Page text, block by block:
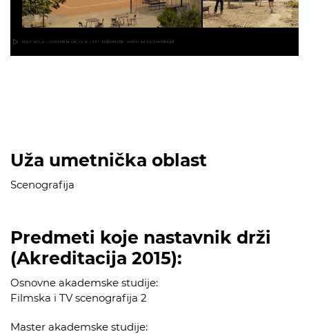
Uža umetnička oblast
Scenografija
Predmeti koje nastavnik drži
(Akreditacija 2015):
Osnovne akademske studije:
Filmska i TV scenografija 2
Master akademske studije: